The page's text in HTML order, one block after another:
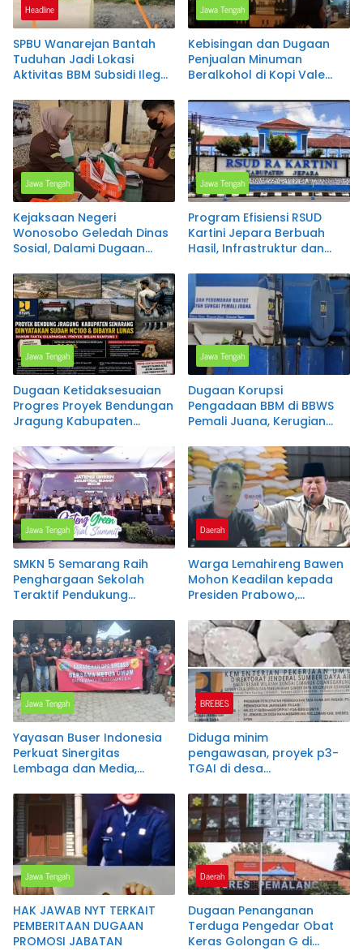
Headline
SPBU Wanarejan Bantah
Tuduhan Jadi Lokasi
Aktivitas BBM Subsidi Ilegal,
Sesuai Kode Etik Jurnalistik
dan Pertimbangkan Jalur
Hukum
Jawa Tengah
Kebisingan dan Dugaan
Penjualan Minuman
Beralkohol di Kopi Vale
Keluhkan Gangguan
hingga Larut Malam
Jawa Tengah
Kejaksaan Negeri
Wonosobo Geledah Dinas
Sosial, Dalami Dugaan
Program PKH
Jawa Tengah
Program Efisiensi RSUD
Kartini Jepara Berbuah
Hasil, Infrastruktur dan
Ditingkatkan
Jawa Tengah
Dugaan Ketidaksesuaian
Progres Proyek Bendungan
Jragung Kabupaten
Administrasi Disebut MC
100 Persen, Pantauan
Lapangan Diperkirakan
Baru Capai 91,51 Persen
Jawa Tengah
Dugaan Korupsi
Pengadaan BBM di BBWS
Pemali Juana, Kerugian
Rp1,5 Miliar per Bulan
Jawa Tengah
SMKN 5 Semarang Raih
Penghargaan Sekolah
Teraktif Pendukung
Mengajar pada Jateng
Green Industry Summit
2026
Daerah
Warga Lemahireng Bawen
Mohon Keadilan kepada
Presiden Prabowo,
Penerima Bantuan Pangan
Jawa Tengah
Yayasan Buser Indonesia
Perkuat Sinergitas
Lembaga dan Media,
sebagai Ketua DPC Brebes
BREBES
Diduga minim
pengawasan, proyek p3-
TGAI di desa
warga.
Jawa Tengah
HAK JAWAB NYT TERKAIT
PEMBERITAAN DUGAAN
PROMOSI JABATAN
Daerah
Dugaan Penanganan
Terduga Pengedar Obat
Keras Golongan G di